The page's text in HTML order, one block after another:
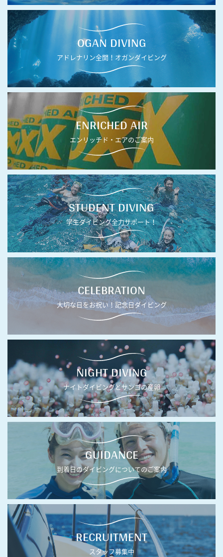
OGAN DIVING
アドレナリン全開！オガンダイビング
ENRICHED AIR
エンリッチド・エアのご案内
STUDENT DIVING
学生ダイビング全力サポート！
CELEBRATION
大切な日をお祝い！記念日ダイビング
NIGHT DIVING
ナイトダイビングとサンゴの産卵
GUIDANCE
到着日のダイビングについてのご案内
RECRUITMENT
スタッフ募集中